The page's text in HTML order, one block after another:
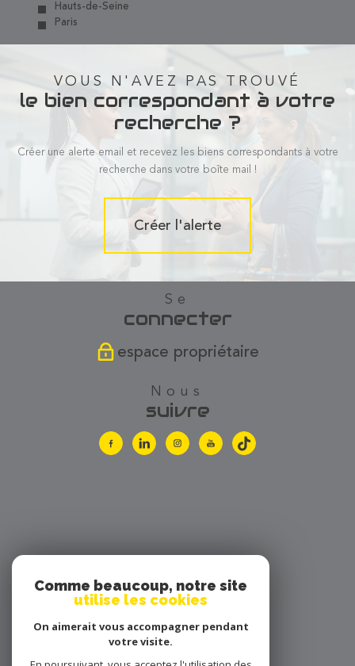
Hauts-de-Seine
Paris
VOUS N'AVEZ PAS TROUVÉ
le bien correspondant à votre
recherche ?
Créer une alerte email et recevez les biens correspondants à votre
recherche dans votre boîte mail !
Créer l'alerte
se
connecter
espace propriétaire
nous
suivre
nous
adhérons
Comme beaucoup, notre site
utilise les cookies
On aimerait vous accompagner pendant
votre visite.